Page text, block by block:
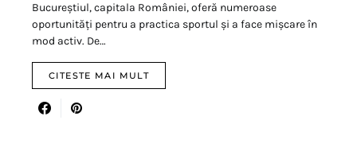
Bucureștiul, capitala României, oferă numeroase
oportunități pentru a practica sportul și a face mișcare în
mod activ. De…
CITESTE MAI MULT